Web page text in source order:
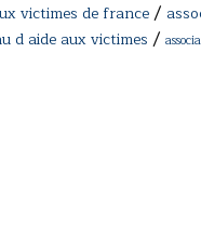
victimes de france/
d aide aux victimes /